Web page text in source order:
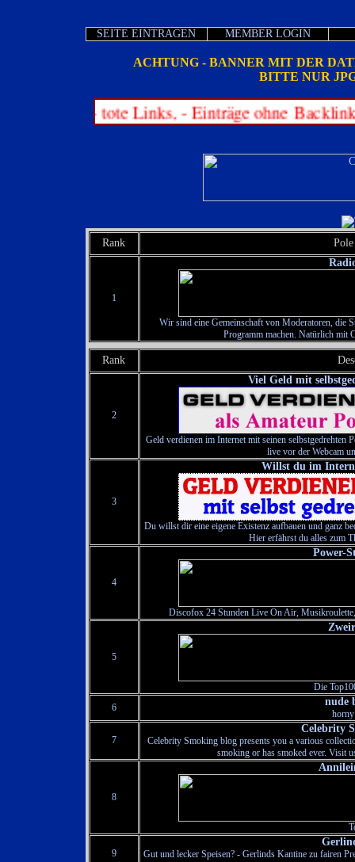
SEITE EINTRAGEN MEMBER LOGIN
ACHTUNG - BANNER MIT DER
BITTE NUR
- tote Links, - Einträge ohne Backlink, -
Rank
1
Wir sind eine Gemeinschaft von Moderatoren, die
Programm machen. Natürlich mit
Rank
2
Viel Geld mit
Geld verdienen im Internet mit seinen selbstgedrehten
live vor der Webcam
3
Willst du im
Du willst dir eine eigene Existenz aufbauen und ganz
Hier erfährst du alles zum
4
Power-
Discofox 24 Stunden Live On Air,
5
Die
6
nude
7
Celebrity
Celebrity Smoking blog presents you a various
smoking or has smoked ever. Visit
8
9
Gut und lecker Speisen? - Gerlinds Kantine zu fairen